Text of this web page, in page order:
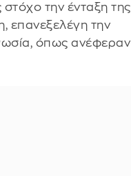
στόχο την ένταξη της
επανεξελέγη την
όπως ανέφεραν